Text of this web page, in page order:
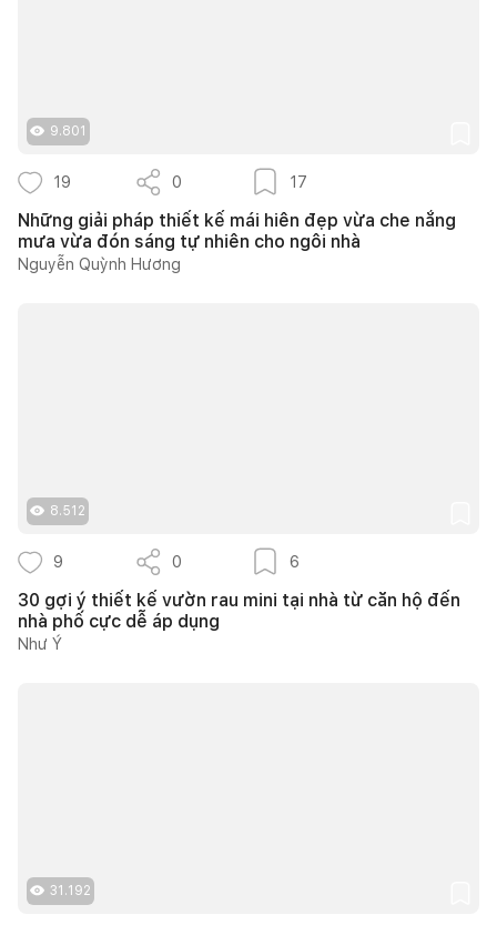
9.801
19 0 17
Những giải pháp thiết kế mái hiên đẹp vừa che nắng
mưa vừa đón sáng tự nhiên cho ngôi nhà
Nguyễn Quỳnh Hương
8.512
9 0 6
30 gợi ý thiết kế vườn rau mini tại nhà từ căn hộ đến
nhà phố cực dễ áp dụng
Như Ý
31.192